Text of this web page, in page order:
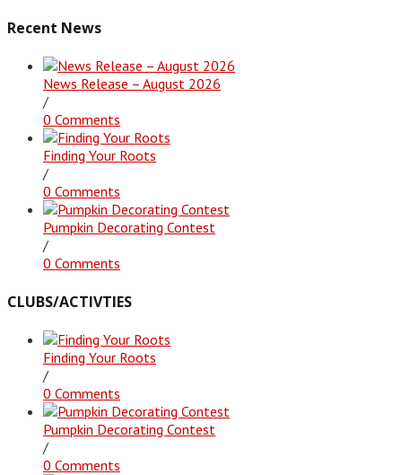
Recent News
News Release – August 2026
/
0 Comments
Finding Your Roots
/
0 Comments
Pumpkin Decorating Contest
/
0 Comments
CLUBS/ACTIVTIES
Finding Your Roots
/
0 Comments
Pumpkin Decorating Contest
/
0 Comments